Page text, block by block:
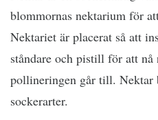
blommornas nektarium för
Nektariet är placerat så att
ståndare och pistill för att nå
pollineringen går till. Nektar
sockerarter.